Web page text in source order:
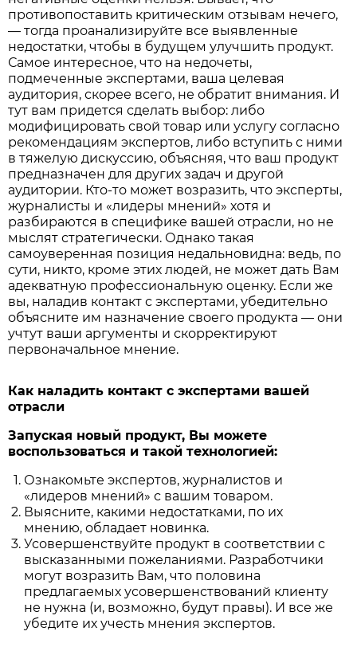
противопоставить критическим отзывам нечего,
— тогда проанализируйте все выявленные
недостатки, чтобы в будущем улучшить продукт.
Самое интересное, что на недочеты,
подмеченные экспертами, ваша целевая
аудитория, скорее всего, не обратит внимания. И
тут вам придется сделать выбор: либо
модифицировать свой товар или услугу согласно
рекомендациям экспертов, либо вступить с ними
в тяжелую дискуссию, объясняя, что ваш продукт
предназначен для других задач и другой
аудитории. Кто-то может возразить, что эксперты,
журналисты и «лидеры мнений» хотя и
разбираются в специфике вашей отрасли, но не
мыслят стратегически. Однако такая
самоуверенная позиция недальновидна: ведь, по
сути, никто, кроме этих людей, не может дать Вам
адекватную профессиональную оценку. Если же
вы, наладив контакт с экспертами, убедительно
объясните им назначение своего продукта — они
учтут ваши аргументы и скорректируют
первоначальное мнение.
Как наладить контакт с экспертами вашей
отрасли
Запуская новый продукт, Вы можете
воспользоваться и такой технологией:
Ознакомьте экспертов, журналистов и
«лидеров мнений» с вашим товаром.
Выясните, какими недостатками, по их
мнению, обладает новинка.
Усовершенствуйте продукт в соответствии с
высказанными пожеланиями. Разработчики
могут возразить Вам, что половина
предлагаемых усовершенствований клиенту
не нужна (и, возможно, будут правы). И все же
убедите их учесть мнения экспертов.